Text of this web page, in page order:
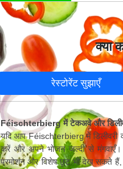
क्या
रेस्टोरेंट सुझाएँ
Féischterbierg में टेकअवे और
यदि आप Féischterbierg में
करें और अपने भोजन जल्दी से मंगवाएँ।
प्रमोशन और विशेष छूट भी देख सकते हैं,